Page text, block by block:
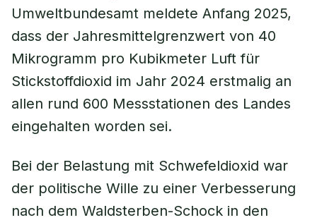
Umweltbundesamt meldete Anfang 2025,
dass der Jahresmittelgrenzwert von 40
Mikrogramm pro Kubikmeter Luft für
Stickstoffdioxid im Jahr 2024 erstmalig an
allen rund 600 Messstationen des Landes
eingehalten worden sei.
Bei der Belastung mit Schwefeldioxid war
der politische Wille zu einer Verbesserung
nach dem Waldsterben-Schock in den